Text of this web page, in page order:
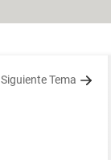
Siguiente Tema